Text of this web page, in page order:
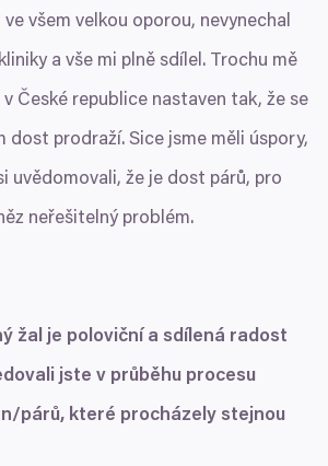
všem velkou oporou, nevynechal
a vše mi plně sdílel. Trochu mě
České republice nastaven tak, že se
dost prodraží. Sice jsme měli úspory,
uvědomovali, že je dost párů, pro
neřešitelný problém.
žal je poloviční a sdílená radost
jste v průběhu procesu
​párů, které procházely stejnou